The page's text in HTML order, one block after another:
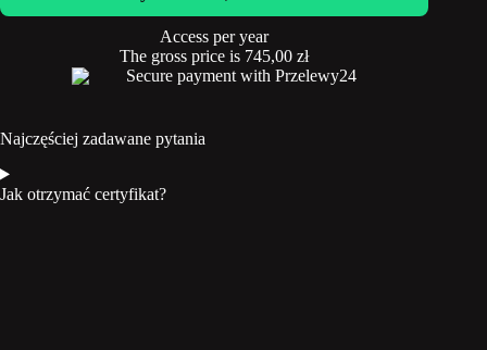
Access per year
The gross price is 745,00zł
Secure payment with Przelewy24
Najczęściej zadawane pytania
Jak otrzymać certyfikat?